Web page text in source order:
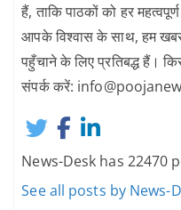
हैं, ताकि पाठकों को हर
आपके विश्वास के साथ, हम
पहुँचाने के लिए प्रतिबद्ध हैं।
संपर्क करें:
News-Desk has 22470
See all posts by News-